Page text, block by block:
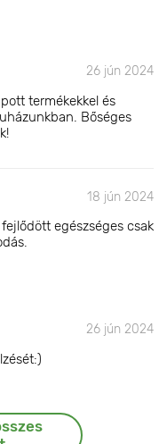
26 jún 2024
termékekkel és
Bőséges
18 jún 2024
egészséges csak
26 jún 2024